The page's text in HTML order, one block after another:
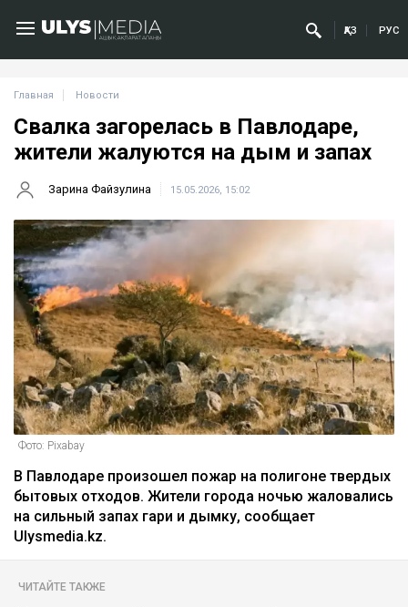
ҚАЗ РУС
Главная Новости
Свалка загорелась в Павлодаре,
жители жалуются на дым и запах
Зарина Файзулина 15.05.2026, 15:02
Фото: Pixabay
В Павлодаре произошел пожар на полигоне твердых
бытовых отходов. Жители города ночью жаловались
на сильный запах гари и дымку, сообщает
Ulysmedia.kz.
ЧИТАЙТЕ ТАКЖЕ